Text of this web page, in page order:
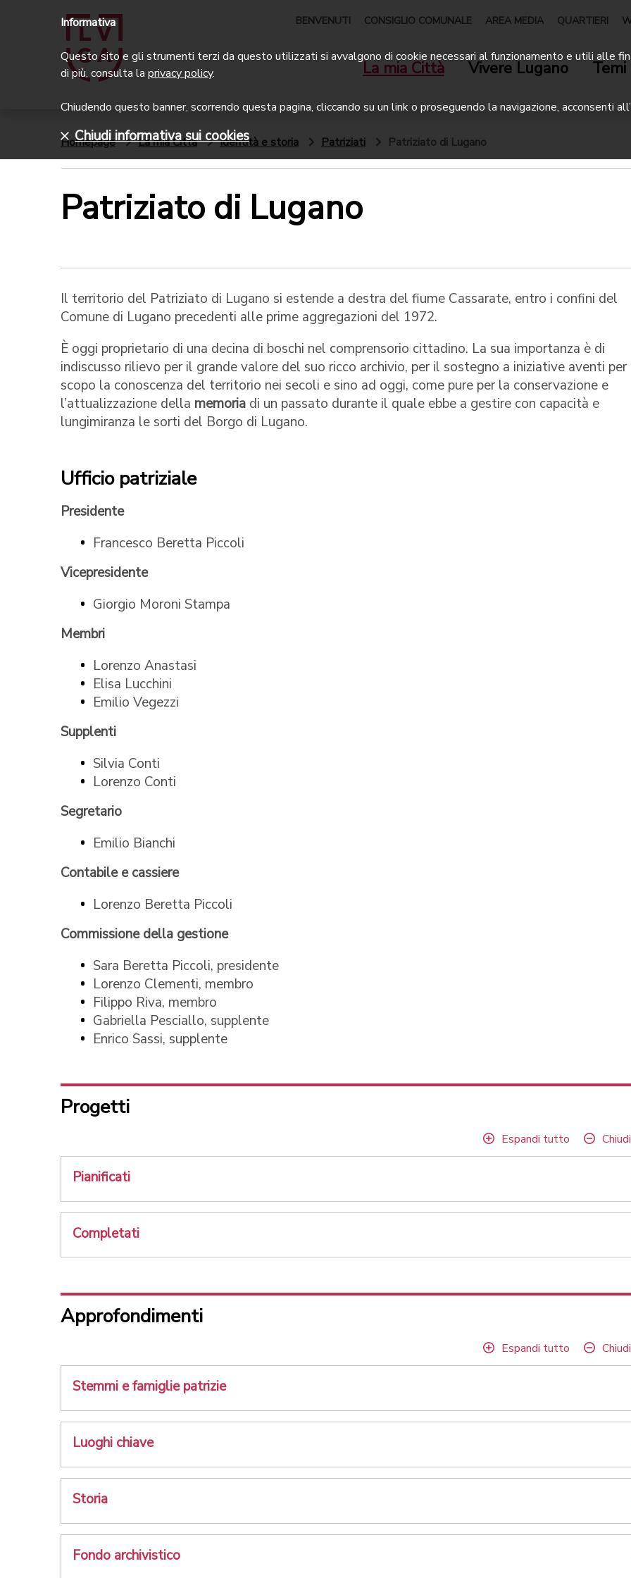
BENVENUTI CONSIGLIO COMUNALE AREA MEDIA QUARTIERI
La mia Città Vivere Lugano Temi
Homepage La mia Città Identità e storia Patriziati Patriziato di Lugano
Patriziato di Lugano
Il territorio del Patriziato di Lugano si estende a destra del fiume Cassarate, entro i confini del
Comune di Lugano precedenti alle prime aggregazioni del 1972.
È oggi proprietario di una decina di boschi nel comprensorio cittadino. La sua importanza è di
indiscusso rilievo per il grande valore del suo ricco archivio, per il sostegno a iniziative aventi per
scopo la conoscenza del territorio nei secoli e sino ad oggi, come pure per la conservazione e
l’attualizzazione della memoria di un passato durante il quale ebbe a gestire con capacità e
lungimiranza le sorti del Borgo di Lugano.
Ufficio patriziale
Presidente
Francesco Beretta Piccoli
Vicepresidente
Giorgio Moroni Stampa
Membri
Lorenzo Anastasi
Elisa Lucchini
Emilio Vegezzi
Supplenti
Silvia Conti
Lorenzo Conti
Segretario
Emilio Bianchi
Contabile e cassiere
Lorenzo Beretta Piccoli
Commissione della gestione
Sara Beretta Piccoli, presidente
Lorenzo Clementi, membro
Filippo Riva, membro
Gabriella Pesciallo, supplente
Enrico Sassi, supplente
Progetti
Espandi tutto
Pianificati
Completati
Approfondimenti
Espandi tutto
Stemmi e famiglie patrizie
Luoghi chiave
Storia
Fondo archivistico
Informativa
Questo sito e gli strumenti terzi da questo utilizzati si avvalgono di cookie necessari al funzionamento e utili alle
di più, consulta la privacy policy.
Chiudendo questo banner, scorrendo questa pagina, cliccando su un link o proseguendo la navigazione, acconsenti
Chiudi informativa sui cookies